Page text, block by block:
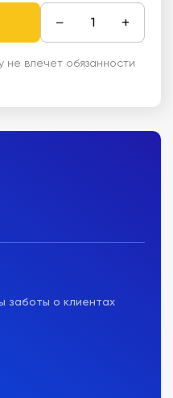
− +
не влечет обязанности
заботы о клиентах